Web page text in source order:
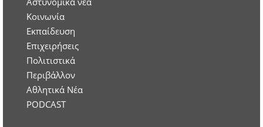
Κοινωνία
Εκπαίδευση
Επιχειρήσεις
Πολιτιστικά
Περιβάλλον
Αθλητικά Νέα
PODCAST